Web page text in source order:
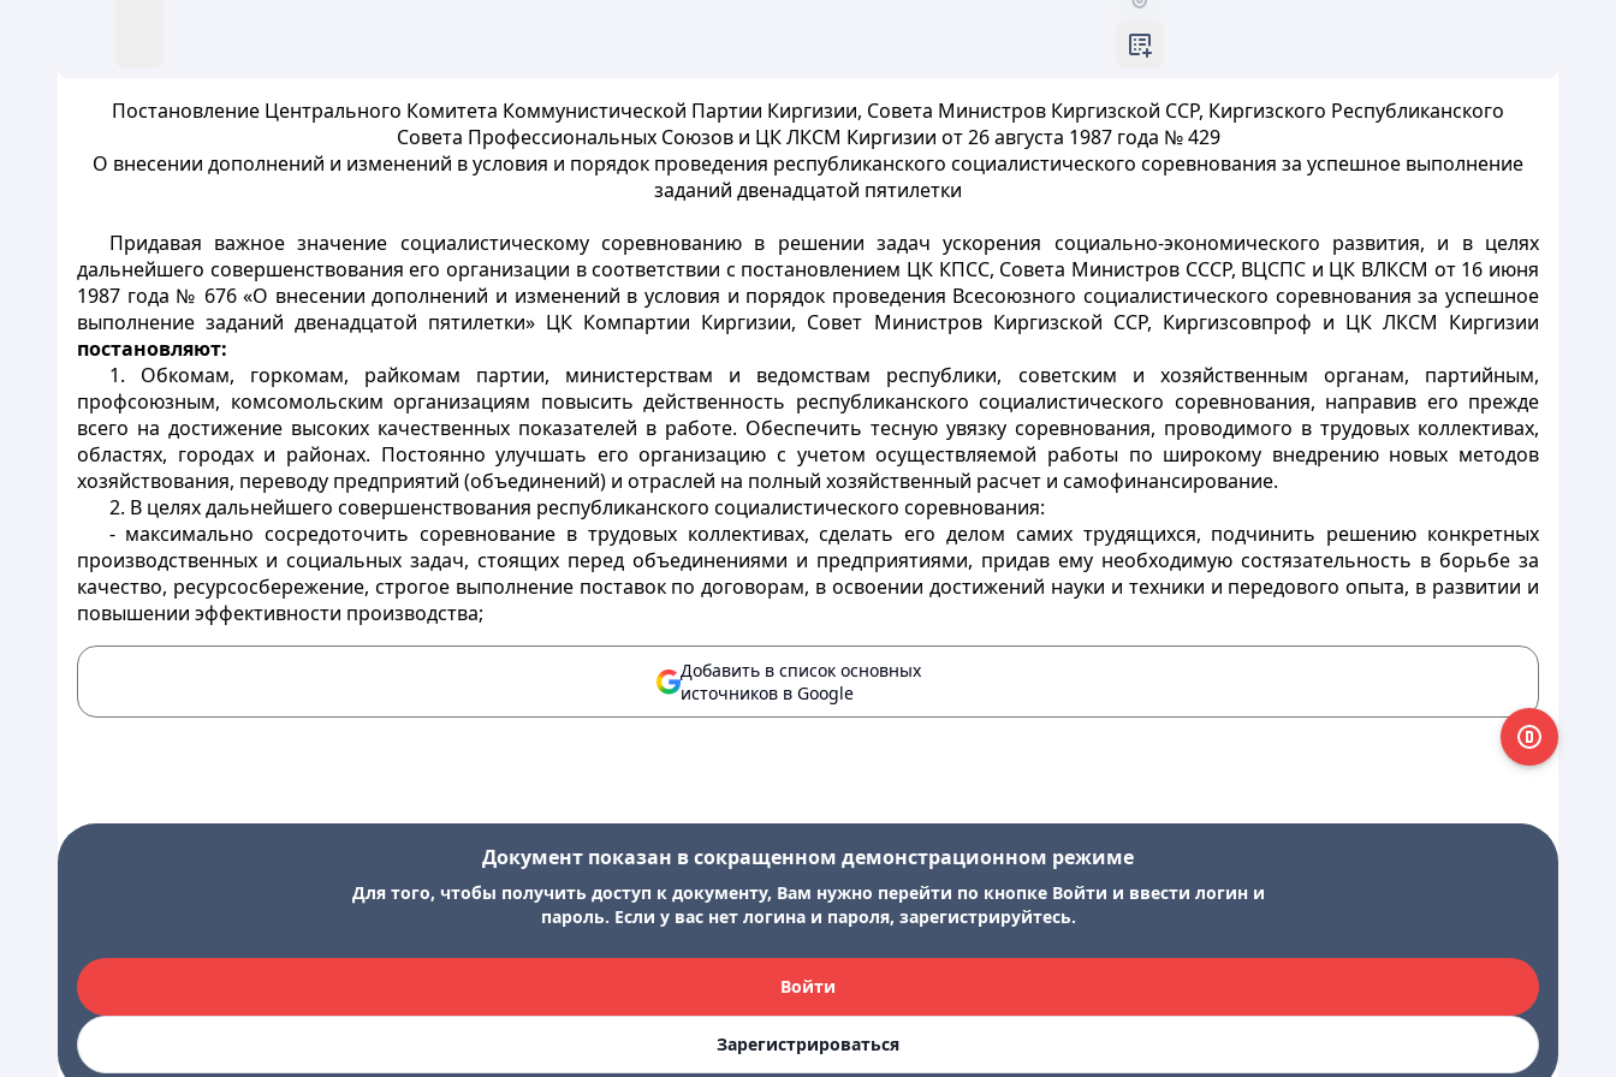
Постановление Центрального Комитета Коммунистической Партии Киргизии, Совета Министров Киргизской ССР, Киргизского Республиканского
Совета Профессиональных Союзов и ЦК ЛКСМ Киргизии от 26 августа 1987 года № 429
О внесении дополнений и изменений в условия и порядок проведения республиканского социалистического соревнования за успешное выполнение
заданий двенадцатой пятилетки
Придавая важное значение социалистическому соревнованию в решении задач ускорения социально-экономического развития, и в целях
дальнейшего совершенствования его организации в соответствии с постановлением ЦК КПСС, Совета Министров СССР, ВЦСПС и ЦК ВЛКСМ от 16 июня
1987 года № 676 «О внесении дополнений и изменений в условия и порядок проведения Всесоюзного социалистического соревнования за успешное
выполнение заданий двенадцатой пятилетки» ЦК Компартии Киргизии, Совет Министров Киргизской ССР, Киргизсовпроф и ЦК ЛКСМ Киргизии
постановляют:
1. Обкомам, горкомам, райкомам партии, министерствам и ведомствам республики, советским и хозяйственным органам, партийным,
профсоюзным, комсомольским организациям повысить действенность республиканского социалистического соревнования, направив его прежде
всего на достижение высоких качественных показателей в работе. Обеспечить тесную увязку соревнования, проводимого в трудовых коллективах,
областях, городах и районах. Постоянно улучшать его организацию с учетом осуществляемой работы по широкому внедрению новых методов
хозяйствования, переводу предприятий (объединений) и отраслей на полный хозяйственный расчет и самофинансирование.
2. В целях дальнейшего совершенствования республиканского социалистического соревнования:
- максимально сосредоточить соревнование в трудовых коллективах, сделать его делом самих трудящихся, подчинить решению конкретных
производственных и социальных задач, стоящих перед объединениями и предприятиями, придав ему необходимую состязательность в борьбе за
качество, ресурсосбережение, строгое выполнение поставок по договорам, в освоении достижений науки и техники и передового опыта, в развитии и
повышении эффективности производства;
Добавить в список основных
источников в Google
Документ показан в сокращенном демонстрационном режиме
Для того, чтобы получить доступ к документу, Вам нужно перейти по кнопке Войти и ввести логин и
пароль. Если у вас нет логина и пароля, зарегистрируйтесь.
Войти
Зарегистрироваться